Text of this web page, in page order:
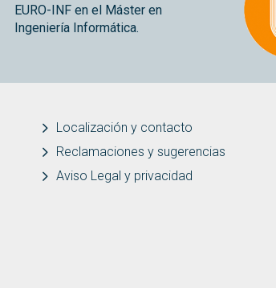
EURO-INF en el Máster en
Ingeniería Informática.
Localización y contacto
Reclamaciones y sugerencias
Aviso Legal y privacidad